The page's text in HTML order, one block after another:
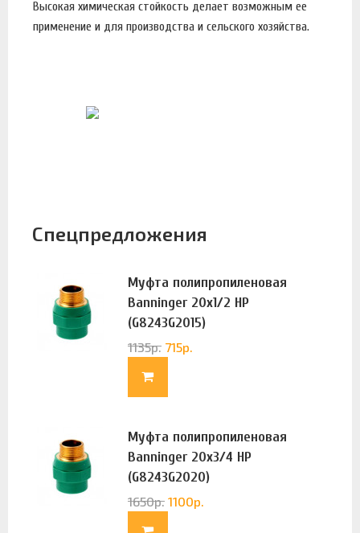
Высокая химическая стойкость делает возможным ее
применение и для производства и сельского хозяйства.
Спецпредложения
Муфта полипропиленовая
Banninger 20х1/2 НР
(G8243G2015)
1135р. 715р.
Муфта полипропиленовая
Banninger 20х3/4 НР
(G8243G2020)
1650р. 1100р.